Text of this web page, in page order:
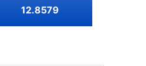
12.8579